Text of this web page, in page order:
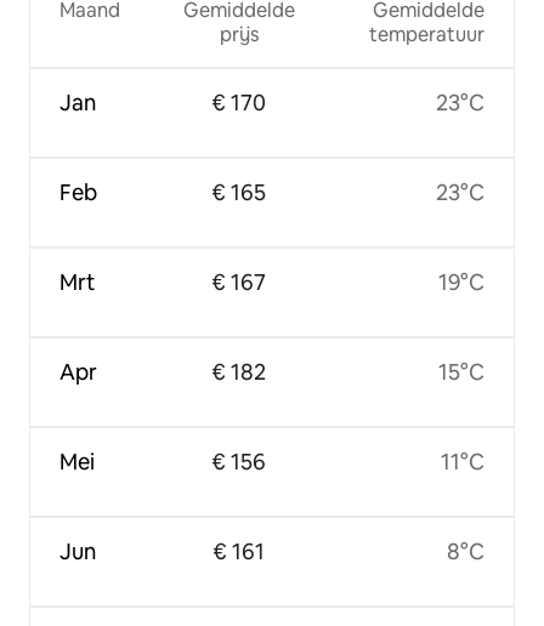
Maand
Jan
Feb
Mrt
Apr
Mei
Jun
Gemiddelde
prijs
€ 170
€ 165
€ 167
€ 182
€ 156
€ 161
Gemiddelde
temperatuur
23°C
23°C
19°C
15°C
11°C
8°C